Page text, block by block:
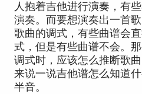
人抱着吉他进行演奏，有
演奏。而要想演奏出一首
歌曲的调式，有些曲谱会
式，但是有些曲谱不会。
调式时，应该怎么推断歌
来说一说吉他谱怎么知道
半音。